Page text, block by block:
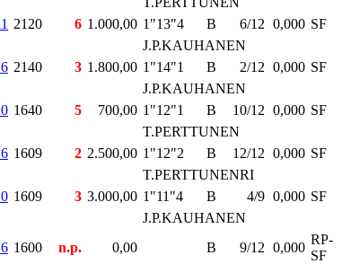
2120 6 1.000,00 1"13"4 B 6/12 0,000 SF
J.P.KAUHANEN
2140 3 1.800,00 1"14"1 B 2/12 0,000 SF
J.P.KAUHANEN
1640 5 700,00 1"12"1 B 10/12 0,000 SF
T.PERTTUNEN
1609 2 2.500,00 1"12"2 B 12/12 0,000 SF
T.PERTTUNENRI
1609 3 3.000,00 1"11"4 B 4/9 0,000 SF
J.P.KAUHANEN
1600 n.p. 0,00 B 9/12 0,000
RP-
SF